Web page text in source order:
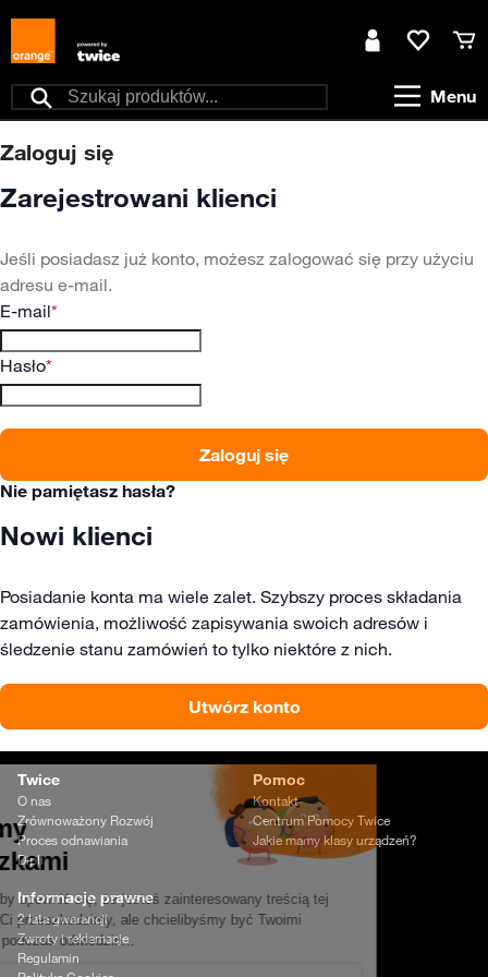
Przejdź do treści
Menu
Szukaj
Moje kontoUlubione
Zaloguj się
Zarejestrowani klienci
Jeśli posiadasz już konto, możesz zalogować się przy użyciu
adresu e-mail.
E-mail
Hasło
Zaloguj się
Nie pamiętasz hasła?
Nowi klienci
Posiadanie konta ma wiele zalet. Szybszy proces składania
zamówienia, możliwość zapisywania swoich adresów i
śledzenie stanu zamówień to tylko niektóre z nich.
Utwórz konto
Twice
O nas
Zrównoważony Rozwój
Proces odnawiania
Dipli
Pomoc
Kontakt
Centrum Pomocy Twice
Jakie mamy klasy urządzeń?
Informacje prawne
2 lata gwarancji
Zwroty i reklamacje
Regulamin